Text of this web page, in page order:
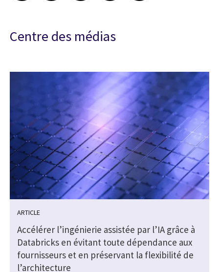
Centre des médias
ARTICLE
Accélérer l’ingénierie assistée par l’IA grâce à
Databricks en évitant toute dépendance aux
fournisseurs et en préservant la flexibilité de
l’architecture